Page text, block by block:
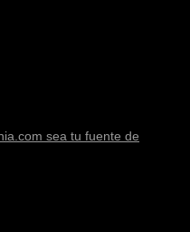
sea tu fuente de